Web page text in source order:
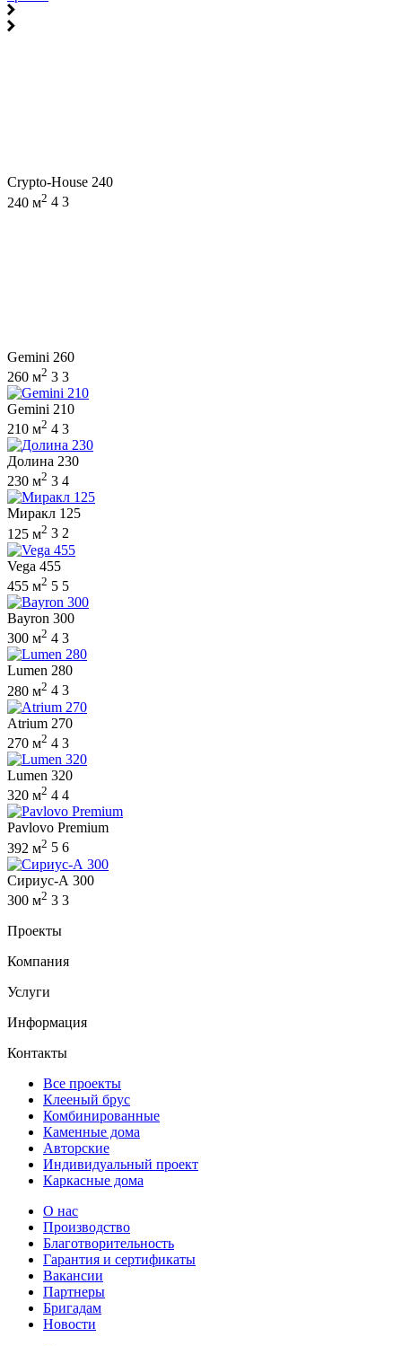
Crypto-House 240
240 м2 4 3
Gemini 260
260 м2 3 3
Gemini 210
210 м2 4 3
Долина 230
230 м2 3 4
Миракл 125
125 м2 3 2
Vega 455
455 м2 5 5
Bayron 300
300 м2 4 3
Lumen 280
280 м2 4 3
Atrium 270
270 м2 4 3
Lumen 320
320 м2 4 4
Pavlovo Premium
392 м2 5 6
Сириус-А 300
300 м2 3 3
Проекты
Компания
Услуги
Информация
Контакты
Все проекты
Клееный брус
Комбинированные
Каменные дома
Авторские
Индивидуальный проект
Каркасные дома
О нас
Производство
Благотворительность
Гарантия и сертификаты
Вакансии
Партнеры
Бригадам
Новости